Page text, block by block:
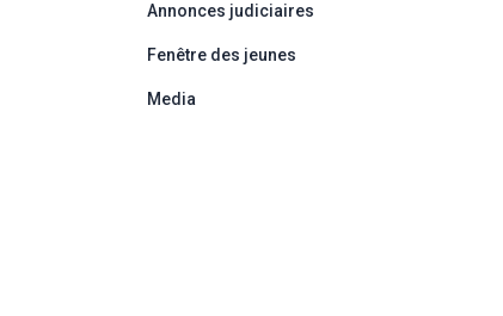
Annonces judiciaires
Fenêtre des jeunes
Media